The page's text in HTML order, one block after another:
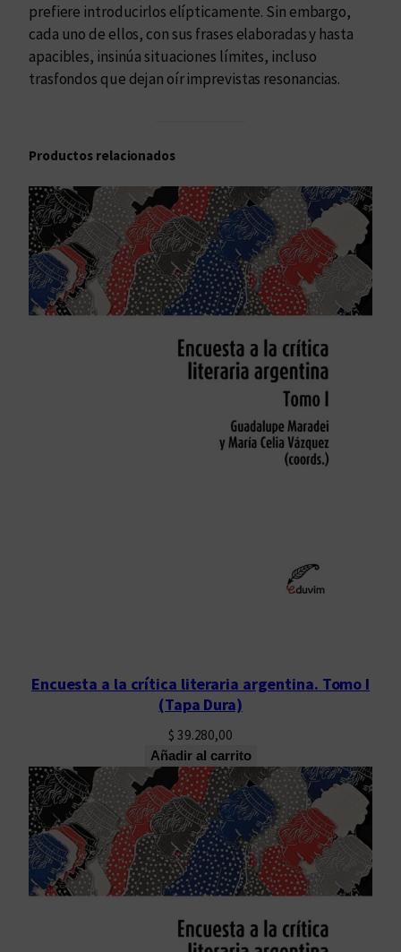
prefiere introducirlos elípticamente. Sin embargo,
cada uno de ellos, con sus frases elaboradas y hasta
apacibles, insinúa situaciones límites, incluso
trasfondos que dejan oír imprevistas resonancias.
Productos relacionados
Encuesta a la crítica literaria argentina. Tomo I
(Tapa Dura)
$ 39.280,00
Añadir al carrito